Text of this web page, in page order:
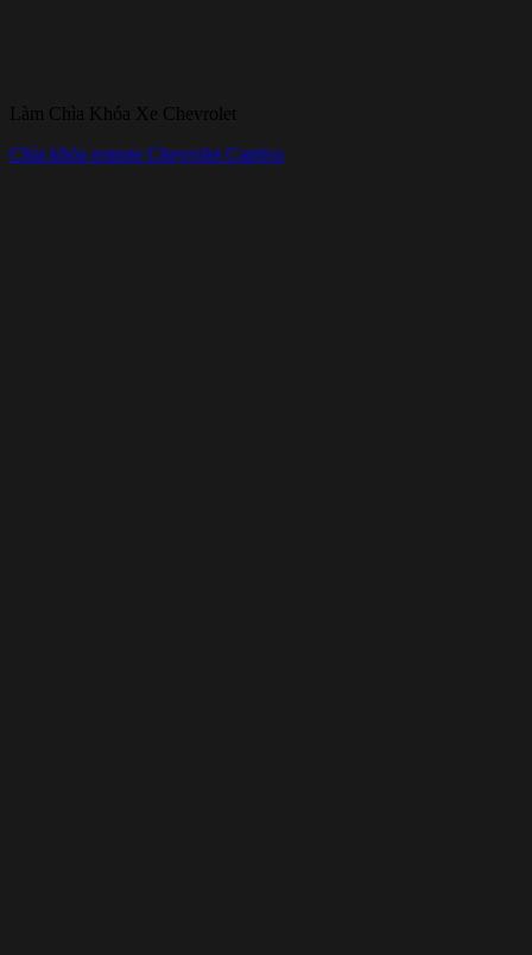
Làm Chìa Khóa Xe Chevrolet
Chìa khóa remote Chevrolet Captiva